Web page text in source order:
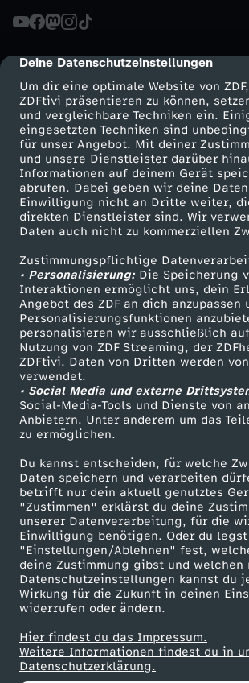
cmp-dialog-description
Deine Datenschutzeinstellungen
Um dir eine optimale Website von
ZDFtivi präsentieren zu können,
und vergleichbare Techniken ein.
eingesetzten Techniken sind
für unser Angebot. Mit deiner
und unsere Dienstleister darüber
Informationen auf deinem Gerät
abrufen. Dabei geben wir deine
Einwilligung nicht an Dritte weiter,
direkten Dienstleister sind. Wir
Daten auch nicht zu kommerziellen
Zustimmungspflichtige
• Personalisierung:Die Speicherung
Interaktionen ermöglicht uns, dein
Angebot des ZDF an dich anzupassen
Personalisierungsfunktionen
personalisieren wir ausschließlich
Nutzung von ZDF Streaming, der
ZDFtivi. Daten von Dritten werden
verwendet.
• Social Media und externe
Social-Media-Tools und Dienste von
Anbietern. Unter anderem um das
zu ermöglichen.
Du kannst entscheiden, für welche
Daten speichern und verarbeiten
betrifft nur dein aktuell genutztes
"Zustimmen" erklärst du deine
unserer Datenverarbeitung, für die
Einwilligung benötigen. Oder du
"Einstellungen/Ablehnen" fest,
deine Zustimmung gibst und welchen
Datenschutzeinstellungen kannst du
Wirkung für die Zukunft in deinen
widerrufen oder ändern.
Hier findest du das Impressum.
Weitere Informationen findest du in
Datenschutzerklärung.
e
u
t
e
S
e
n
d
u
n
g
v
o
m
2
2
.
Mehr ZDF
ZDF-Apps
Smart TV
ZDFtext
Livestreams
Sendungen A-Z
TV-Programm
Service
ZDFmitreden
Kontakt
Tickets
Hilfe
ZDF Unternehmen
Karriere
ZDF goes Schule
Werbefernsehen
Mainzelmännchen
Partner